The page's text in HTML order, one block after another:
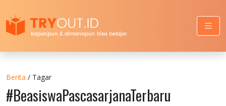
Berita / Tagar
#BeasiswaPascasarjanaTerbaru